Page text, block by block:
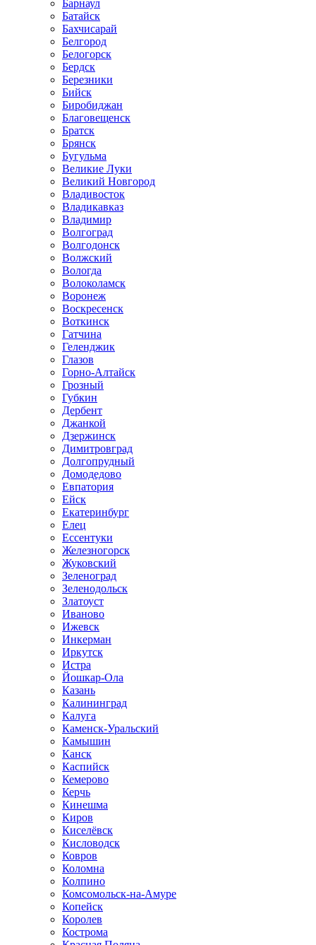
Барнаул
Батайск
Бахчисарай
Белгород
Белогорск
Бердск
Березники
Бийск
Биробиджан
Благовещенск
Братск
Брянск
Бугульма
Великие Луки
Великий Новгород
Владивосток
Владикавказ
Владимир
Волгоград
Волгодонск
Волжский
Вологда
Волоколамск
Воронеж
Воскресенск
Воткинск
Гатчина
Геленджик
Глазов
Горно-Алтайск
Грозный
Губкин
Дербент
Джанкой
Дзержинск
Димитровград
Долгопрудный
Домодедово
Евпатория
Ейск
Екатеринбург
Елец
Ессентуки
Железногорск
Жуковский
Зеленоград
Зеленодольск
Златоуст
Иваново
Ижевск
Инкерман
Иркутск
Истра
Йошкар-Ола
Казань
Калининград
Калуга
Каменск-Уральский
Камышин
Канск
Каспийск
Кемерово
Керчь
Кинешма
Киров
Киселёвск
Кисловодск
Ковров
Коломна
Колпино
Комсомольск-на-Амуре
Копейск
Королев
Кострома